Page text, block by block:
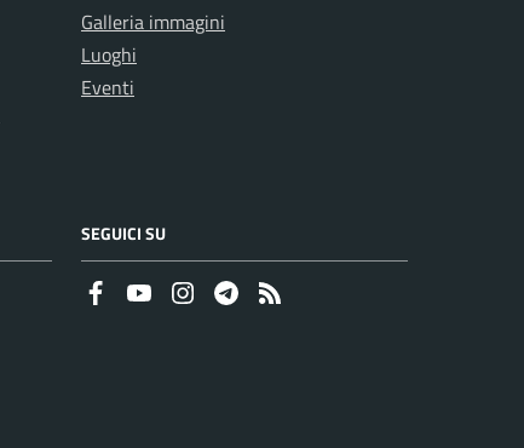
Galleria immagini
Luoghi
Eventi
SEGUICI SU
FaceboookYoutubeInstagramTelegram